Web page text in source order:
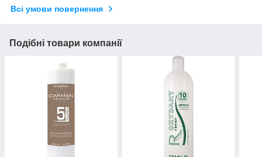
Всі умови повернення
Подібні товари компанії